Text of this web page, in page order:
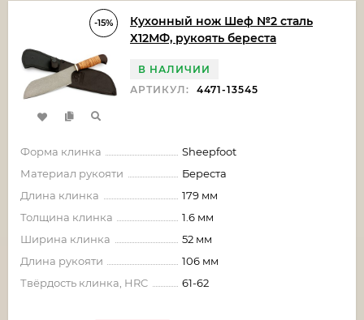
-15%
Кухонный нож Шеф №2 сталь
Х12МФ, рукоять береста
В НАЛИЧИИ
АРТИКУЛ:
4471-13545
Форма клинка
Sheepfoot
Материал рукояти
Береста
Длина клинка
179 мм
Толщина клинка
1.6 мм
Ширина клинка
52 мм
Длина рукояти
106 мм
Твёрдость клинка, HRC
61-62